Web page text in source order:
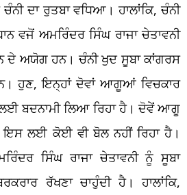
ਦਾ ਰੁਤਬਾ ਵਧਿਆ। ਹਾਲਾਂਕਿ, ਚੰਨੀ
ਵਜੋਂ ਅਮਰਿੰਦਰ ਸਿੰਘ ਰਾਜਾ ਚੇਤਾਵਨੀ
ਦੇ ਅਯੋਗ ਹਨ। ਚੰਨੀ ਖੁਦ ਸੂਬਾ ਕਾਂਗਰਸ
ਹੁਣ, ਇਨ੍ਹਾਂ ਦੋਵਾਂ ਆਗੂਆਂ ਵਿਚਕਾਰ
ਬਦਨਾਮੀ ਲਿਆ ਰਿਹਾ ਹੈ। ਦੋਵੇਂ ਆਗੂ
ਇਸ ਲਈ ਕੋਈ ਵੀ ਬੋਲ ਨਹੀਂ ਰਿਹਾ ਹੈ।
ਸਿੰਘ ਰਾਜਾ ਚੇਤਾਵਨੀ ਨੂੰ ਸੂਬਾ
ਰੱਖਣਾ ਚਾਹੁੰਦੀ ਹੈ। ਹਾਲਾਂਕਿ,